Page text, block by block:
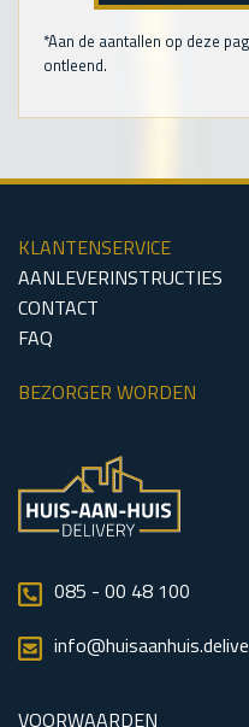
*Aan de aantallen op deze
ontleend.
KLANTENSERVICE
AANLEVERINSTRUCTIES
CONTACT
FAQ
BEZORGER WORDEN
085 - 00 48 100
VOORWAARDEN